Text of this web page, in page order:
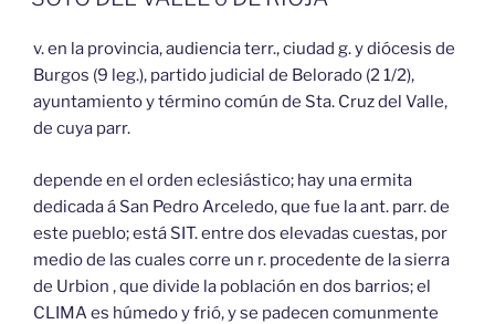
v. en la provincia, audiencia terr., ciudad g. y diócesis de
Burgos (9 leg.), partido judicial de Belorado (2 1/2),
ayuntamiento y término común de Sta. Cruz del Valle,
de cuya parr.
depende en el orden eclesiástico; hay una ermita
dedicada á San Pedro Arceledo, que fue la ant. parr. de
este pueblo; está SIT. entre dos elevadas cuestas, por
medio de las cuales corre un r. procedente de la sierra
de Urbion , que divide la población en dos barrios; el
CLIMA es húmedo y frió, y se padecen comunmente